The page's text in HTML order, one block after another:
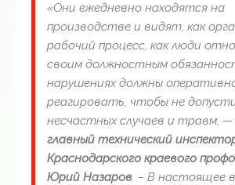
«Они ежедневно находятся на
производстве и видят, как
рабочий процесс, как люди
своим должностным
нарушениях должны
реагировать, чтобы не
несчастных случаев и травм,
главный технический
Краснодарского краевого
Юрий Назаров. – В настоящее